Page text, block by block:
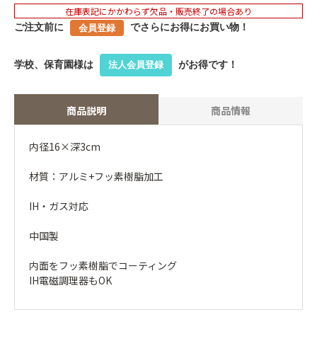
在庫表記にかかわらず欠品・販売終了の場合あり
ご注文前に 会員登録 でさらにお得にお買い物！
学校、保育園様は 法人会員登録 がお得です！
商品説明 商品情報
内径16×深3cm
材質：アルミ+フッ素樹脂加工
IH・ガス対応
中国製
内面をフッ素樹脂でコーティング
IH電磁調理器もOK